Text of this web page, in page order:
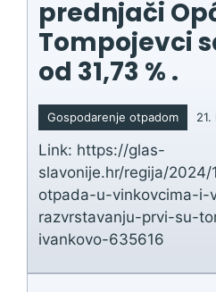
prednjači
Tompojevci
od 31,73 % .
Gospodarenje otpadom
Link: https://glas-
slavonije.hr/regija/
otpada-u-vinkovcima-i-
razvrstavanju-prvi-su-
ivankovo-635616